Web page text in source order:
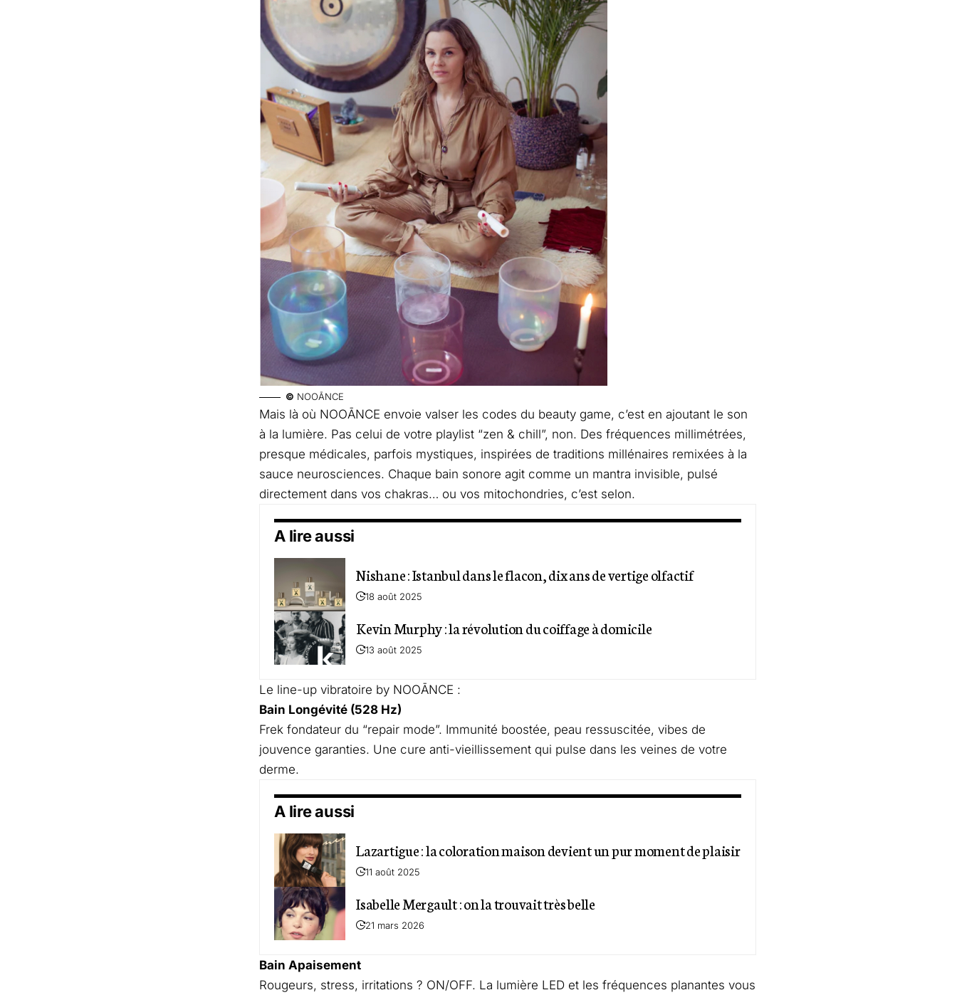
© NOOĀNCE
Mais là où NOOĀNCE envoie valser les codes du beauty game, c’est en ajoutant le son
à la lumière. Pas celui de votre playlist “zen & chill”, non. Des fréquences millimétrées,
presque médicales, parfois mystiques, inspirées de traditions millénaires remixées à la
sauce neurosciences. Chaque bain sonore agit comme un mantra invisible, pulsé
directement dans vos chakras… ou vos mitochondries, c’est selon.
A lire aussi
Nishane : Istanbul dans le flacon, dix ans de vertige olfactif
18 août 2025
Kevin Murphy : la révolution du coiffage à domicile
13 août 2025
Le line-up vibratoire by NOOĀNCE :
Bain Longévité (528 Hz)
Frek fondateur du “repair mode”. Immunité boostée, peau ressuscitée, vibes de
jouvence garanties. Une cure anti-vieillissement qui pulse dans les veines de votre
derme.
A lire aussi
Lazartigue : la coloration maison devient un pur moment de plaisir
11 août 2025
Isabelle Mergault : on la trouvait très belle
21 mars 2026
Bain Apaisement
Rougeurs, stress, irritations ? ON/OFF. La lumière LED et les fréquences planantes vous